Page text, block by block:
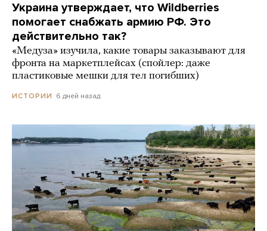
Украина утверждает, что Wildberries
помогает снабжать армию РФ. Это
действительно так?
«Медуза» изучила, какие товары заказывают для
фронта на маркетплейсах (спойлер: даже
пластиковые мешки для тел погибших)
ИСТОРИИ 6 дней назад